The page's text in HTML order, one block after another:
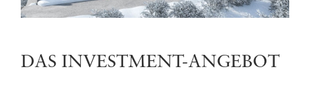
DAS INVESTMENT-ANGEBOT